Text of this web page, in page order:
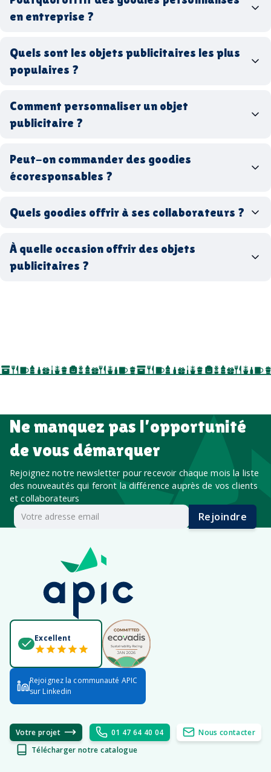
en entreprise ?
Quels sont les objets publicitaires les plus
populaires ?
stylos personnalisés
tote bags publicitaires
gourdes réutilisables
France Made in Europe goodies hi-tech
Comment personnaliser un objet
publicitaire ?
Peut-on commander des goodies
écoresponsables ?
goodies écologiques
recyclés, fabriqués en France ou en Europe,
biodégradables ou réutilisables
Quels goodies offrir à ses collaborateurs ?
entreprise
goodies utiles au bureau
À quelle occasion offrir des objets
publicitaires ?
salon professionnel
Ne manquez pas l’opportunité
de vous démarquer
Rejoignez notre newsletter pour recevoir chaque mois la liste
des nouveautés qui feront la différence auprès de vos clients
et collaborateurs
Rejoindre
Excellent
Rejoignez la communauté APIC
sur Linkedin
Votre projet 01 47 64 40 04
Nous contacter
Télécharger notre catalogue